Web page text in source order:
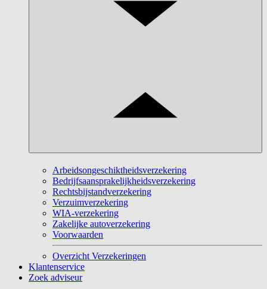
Arbeidsongeschiktheidsverzekering
Bedrijfsaansprakelijkheidsverzekering
Rechtsbijstandverzekering
Verzuimverzekering
WIA-verzekering
Zakelijke autoverzekering
Voorwaarden
Overzicht Verzekeringen
Klantenservice
Zoek adviseur